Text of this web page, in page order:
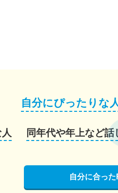
自分にぴったりな
同年代や年上など話
自分に合っ